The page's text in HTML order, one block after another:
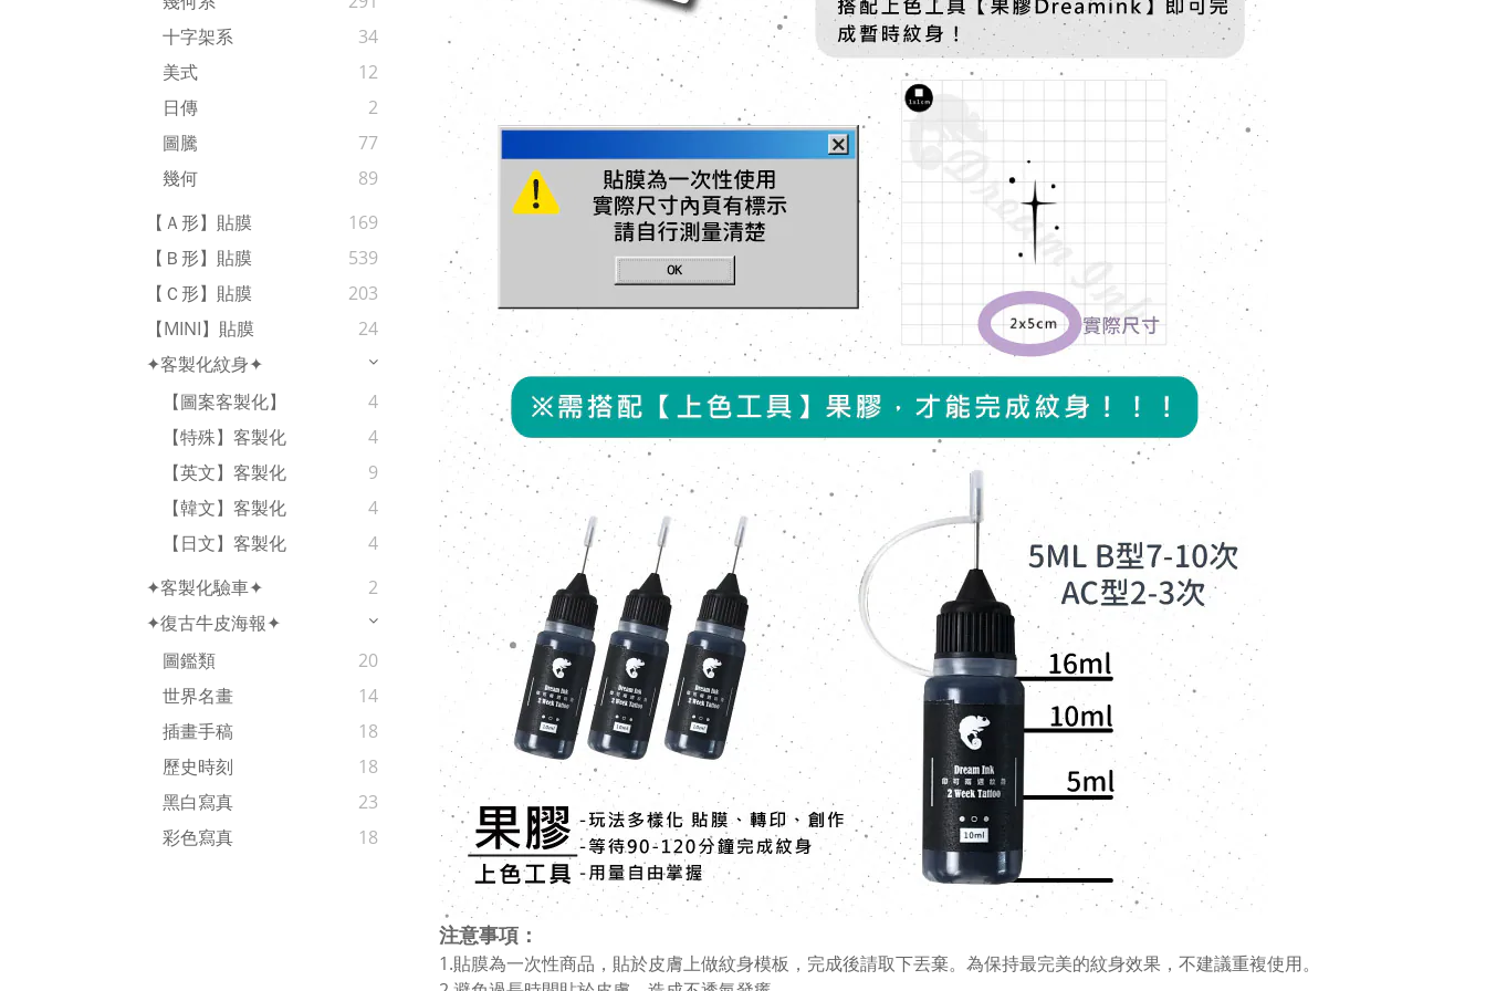
十字架系
34
美式
12
日傳
2
圖騰
77
幾何
89
【Ａ形】貼膜
169
【Ｂ形】貼膜
539
【Ｃ形】貼膜
203
【MINI】貼膜
24
✦客製化紋身✦
【圖案客製化】
4
【特殊】客製化
4
【英文】客製化
9
【韓文】客製化
4
【日文】客製化
4
✦客製化驗車✦
2
✦復古牛皮海報✦
圖鑑類
20
世界名畫
14
插畫手稿
18
歷史時刻
18
黑白寫真
23
彩色寫真
18
注意事項：
1.貼膜為一次性商品，貼於皮膚上做紋身模板，完成後請取下丟棄。為保持最完美的紋身效果，不建議重複使用。